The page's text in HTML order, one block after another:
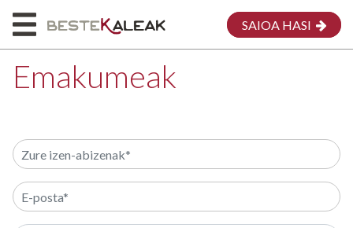
HONI BURUZ
MAPA
SAIOA HASI
Emakumeak